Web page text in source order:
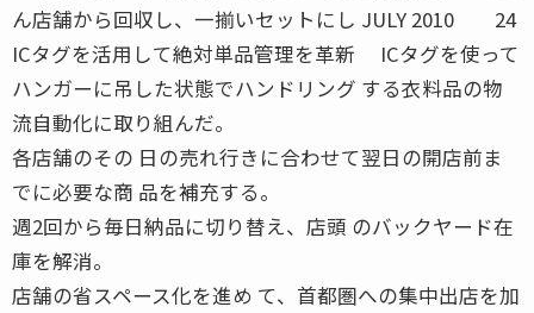
ん店舗から回収し、一揃いセットにし JULY 2010 24
ICタグを活用して絶対単品管理を革新 ICタグを使って
ハンガーに吊した状態でハンドリング する衣料品の物
流自動化に取り組んだ。
各店舗のその 日の売れ行きに合わせて翌日の開店前ま
でに必要な商 品を補充する。
週2回から毎日納品に切り替え、店頭 のバックヤード在
庫を解消。
店舗の省スペース化を進め て、首都圏への集中出店を加